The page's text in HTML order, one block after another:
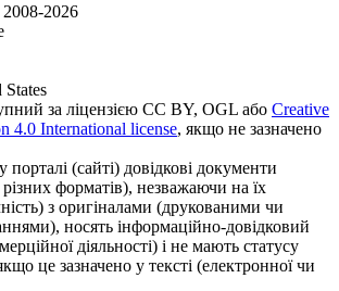
2026
за ліцензією CC BY, OGL або Creative
4.0 International license, якщо не зазначено
(сайті) довідкові документи
форматів), незважаючи на їх
з оригіналами (друкованими чи
носять інформаційно-довідковий
діяльності) і не мають статусу
це зазначено у тексті (електронної чи